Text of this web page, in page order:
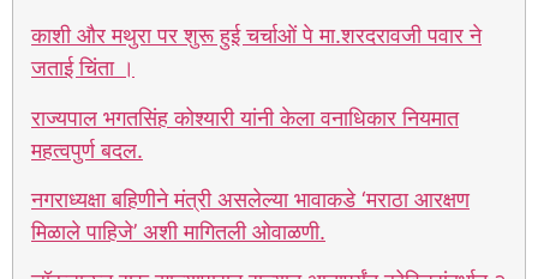
काशी और मथुरा पर शुरू हुई चर्चाओं पे मा.शरदरावजी पवार ने
जताई चिंता ।
राज्यपाल भगतसिंह कोश्यारी यांनी केला वनाधिकार नियमात
महत्वपुर्ण बदल.
नगराध्यक्षा बहिणीने मंत्री असलेल्या भावाकडे ‘मराठा आरक्षण
मिळाले पाहिजे’ अशी मागितली ओवाळणी.